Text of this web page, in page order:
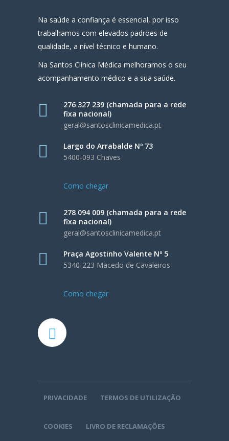
Na saúde a confiança é essencial, por isso
trabalhamos com elevados padrões de
qualidade, a nível técnico e humano.
Na Santos Clínica Médica melhoramos o seu
acompanhamento médico e a sua saúde.
276 327 239 (chamada para a rede
fixa nacional)
geral@santosclinicamedica.pt
Largo do Arrabalde Nº 73
5400-093 Chaves
Como chegar
278 094 009 (chamada para a rede
fixa nacional)
geral@santosclinicamedica.pt
Praça Agostinho Valente Nº 5
5340-223 Macedo de Cavaleiros
Como chegar
PRIVACIDADE TERMOS DE UTILIZAÇÃO
COOKIES LIVRO DE RECLAMAÇÕES